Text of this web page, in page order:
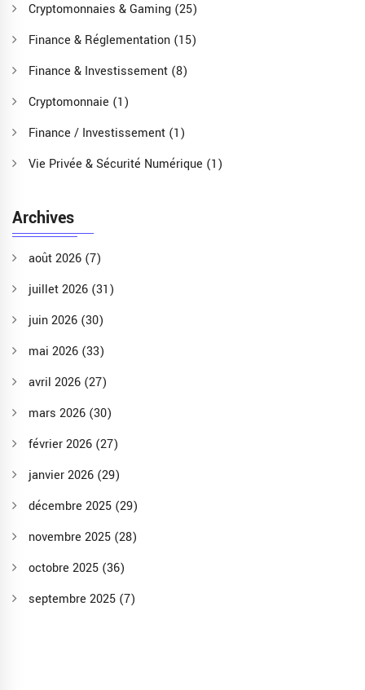
Cryptomonnaies & Gaming (25)
Finance & Réglementation (15)
Finance & Investissement (8)
Cryptomonnaie (1)
Finance / Investissement (1)
Vie Privée & Sécurité Numérique (1)
Archives
août 2026 (7)
juillet 2026 (31)
juin 2026 (30)
mai 2026 (33)
avril 2026 (27)
mars 2026 (30)
février 2026 (27)
janvier 2026 (29)
décembre 2025 (29)
novembre 2025 (28)
octobre 2025 (36)
septembre 2025 (7)